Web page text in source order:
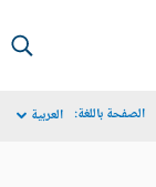
الصفحة باللغة: العربية